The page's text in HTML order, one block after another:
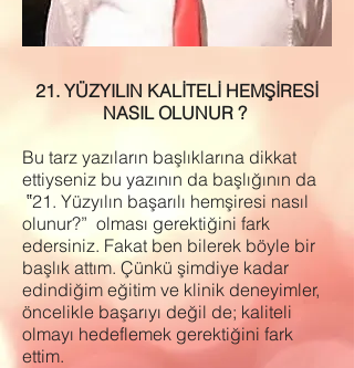
21. YÜZYILIN KALİTELİ HEMŞİRESİ
NASIL OLUNUR ?
Bu tarz yazıların başlıklarına dikkat
ettiyseniz bu yazının da başlığının da
‟21. Yüzyılın başarılı hemşiresi nasıl
olunur?” olması gerektiğini fark
edersiniz. Fakat ben bilerek böyle bir
başlık attım. Çünkü şimdiye kadar
edindiğim eğitim ve klinik deneyimler,
öncelikle başarıyı değil de; kaliteli
olmayı hedeflemek gerektiğini fark
ettim.